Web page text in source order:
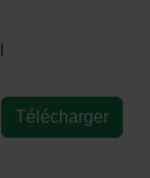
Télécharger